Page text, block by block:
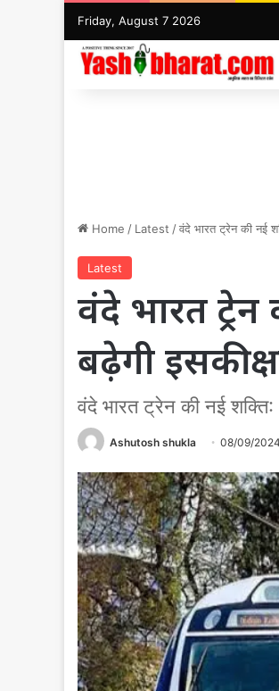
Friday, August 7 2026
Home / Latest /वंदे भारत ट्रेन की नई
Latest
वंदे भारत
बढ़ेगी इसकी
वंदे भारत ट्रेन की नई
Ashutosh shukla 08/09/2024